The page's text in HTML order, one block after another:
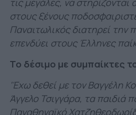
στους ξένους
Παναιτωλικός διατηρεί την
επενδύει στους Έλληνες
Το δέσιμο με συμπαίκτες
‘Έχω δεθεί με τον Βαγγέλη
Άγγελο Τσιγγάρα, τα παιδιά
Παναθηναϊκό